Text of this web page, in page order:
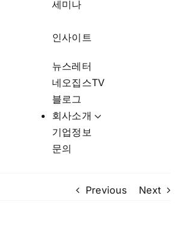
세미나
인사이트
뉴스레터
네오집스TV
블로그
회사소개
기업정보
문의
Previous Next